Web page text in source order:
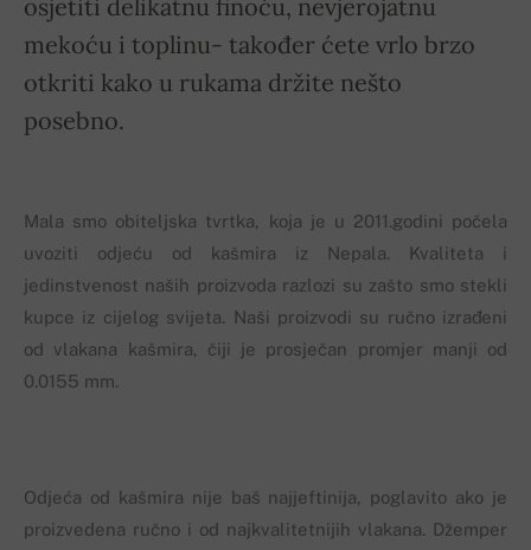
osjetiti delikatnu finoću, nevjerojatnu
mekoću i toplinu- također ćete vrlo brzo
otkriti kako u rukama držite nešto
posebno.
Mala smo obiteljska tvrtka, koja je u 2011.godini počela
uvoziti odjeću od kašmira iz Nepala. Kvaliteta i
jedinstvenost naših proizvoda razlozi su zašto smo stekli
kupce iz cijelog svijeta. Naši proizvodi su ručno izrađeni
od vlakana kašmira, čiji je prosječan promjer manji od
0.0155 mm.
Odjeća od kašmira nije baš najjeftinija, poglavito ako je
proizvedena ručno i od najkvalitetnijih vlakana. Džemper